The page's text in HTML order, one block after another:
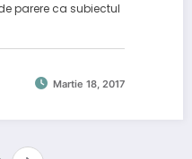
parere ca subiectul
Martie 18, 2017